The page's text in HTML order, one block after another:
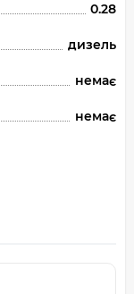
0.28
дизель
немає
немає